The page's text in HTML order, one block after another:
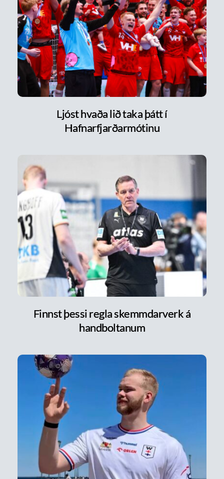
Ljóst hvaða lið taka þátt í
Hafnarfjarðarmótinu
Finnst þessi regla skemmdarverk á
handboltanum